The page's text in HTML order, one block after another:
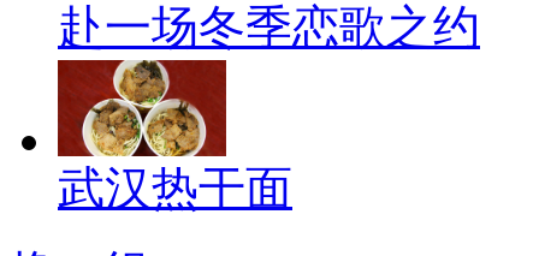
赴一场冬季恋歌之约
武汉热干面